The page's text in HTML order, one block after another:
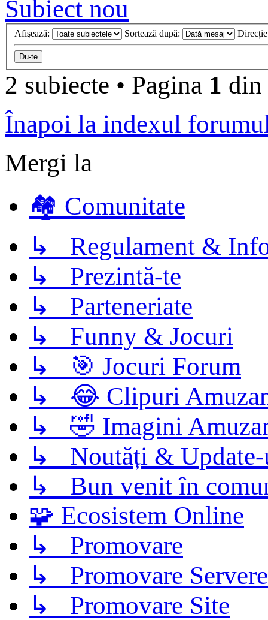
Subiect nou
Afişează: Sortează după:
2 subiecte • Pagina 1 din
Înapoi la indexul
Mergi la
🏘️ Comunitate
↳ Regulament &
↳ Prezintă-te
↳ Parteneriate
↳ Funny & Jocuri
↳ 🎯 Jocuri Forum
↳ 😂 Clipuri
↳ 🤣 Imagini
↳ Noutăți &
↳ Bun venit în
🧩 Ecosistem Online
↳ Promovare
↳ Promovare Servere
↳ Promovare Site